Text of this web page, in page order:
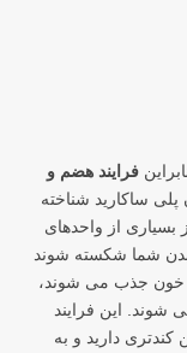
فرایند هضم و
پلی ساکارید شناخته
از واحدهای
شما شکسته شوند
خون جذب می شوند،
شوند. این فرایند
دارید و به